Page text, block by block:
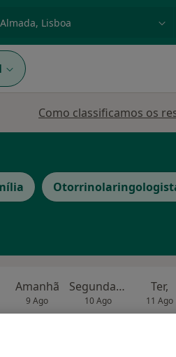
Como classificamos os
Amanhã
9 Ago
Segunda-feira
10 Ago
Ter,
11 Ago